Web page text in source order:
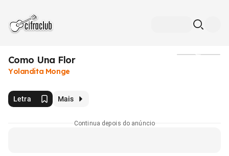
Como Una Flor
Yolandita Monge
Letra Mais
Continua depois do anúncio